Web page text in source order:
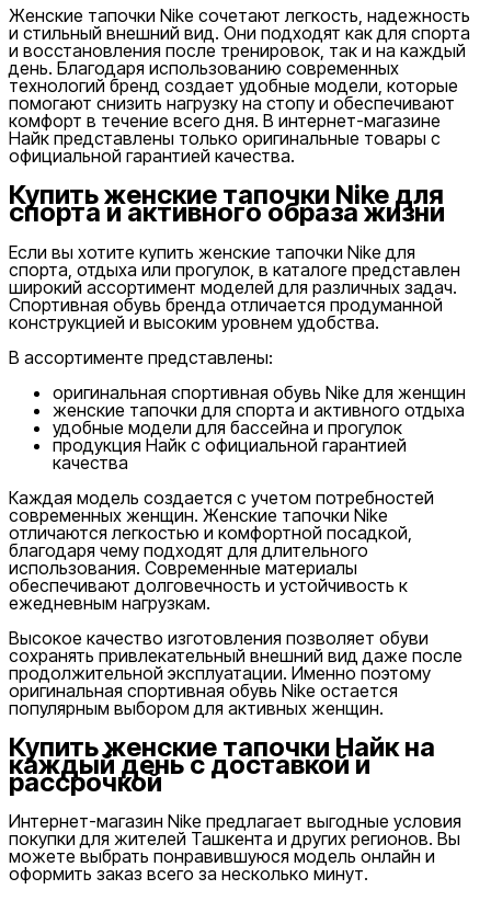
Женские тапочки Nike сочетают легкость, надежность
и стильный внешний вид. Они подходят как для спорта
и восстановления после тренировок, так и на каждый
день. Благодаря использованию современных
технологий бренд создает удобные модели, которые
помогают снизить нагрузку на стопу и обеспечивают
комфорт в течение всего дня. В интернет-магазине
Найк представлены только оригинальные товары с
официальной гарантией качества.
Купить женские тапочки Nike для
спорта и активного образа жизни
Если вы хотите купить женские тапочки Nike для
спорта, отдыха или прогулок, в каталоге представлен
широкий ассортимент моделей для различных задач.
Спортивная обувь бренда отличается продуманной
конструкцией и высоким уровнем удобства.
В ассортименте представлены:
оригинальная спортивная обувь Nike для женщин
женские тапочки для спорта и активного отдыха
удобные модели для бассейна и прогулок
продукция Найк с официальной гарантией
качества
Каждая модель создается с учетом потребностей
современных женщин. Женские тапочки Nike
отличаются легкостью и комфортной посадкой,
благодаря чему подходят для длительного
использования. Современные материалы
обеспечивают долговечность и устойчивость к
ежедневным нагрузкам.
Высокое качество изготовления позволяет обуви
сохранять привлекательный внешний вид даже после
продолжительной эксплуатации. Именно поэтому
оригинальная спортивная обувь Nike остается
популярным выбором для активных женщин.
Купить женские тапочки Найк на
каждый день с доставкой и
рассрочкой
Интернет-магазин Nike предлагает выгодные условия
покупки для жителей Ташкента и других регионов. Вы
можете выбрать понравившуюся модель онлайн и
оформить заказ всего за несколько минут.